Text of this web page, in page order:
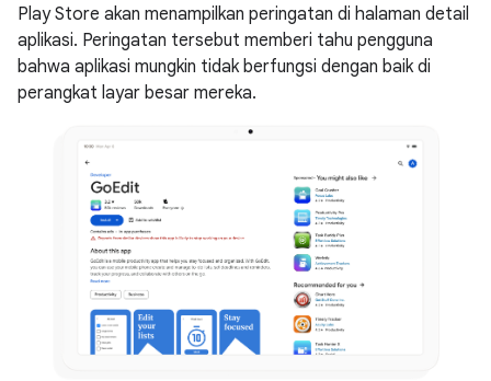
Play Store akan menampilkan peringatan di halaman detail
aplikasi. Peringatan tersebut memberi tahu pengguna
bahwa aplikasi mungkin tidak berfungsi dengan baik di
perangkat layar besar mereka.